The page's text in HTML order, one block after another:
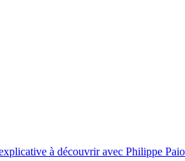
à découvrir avec Philippe